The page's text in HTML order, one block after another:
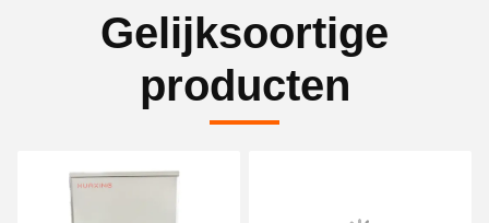
Gelijksoortige
producten